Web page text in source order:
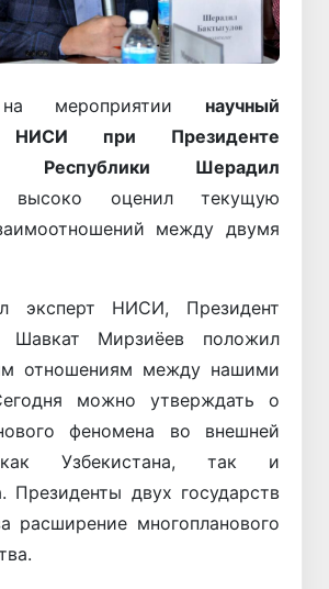
на мероприятии научный
НИСИ при Президенте
Республики Шерадил
высоко оценил текущую
между двумя
эксперт НИСИ, Президент
Шавкат Мирзиёев положил
отношениям между нашими
можно утверждать о
феномена во внешней
Узбекистана, так и
Президенты двух государств
расширение многопланового